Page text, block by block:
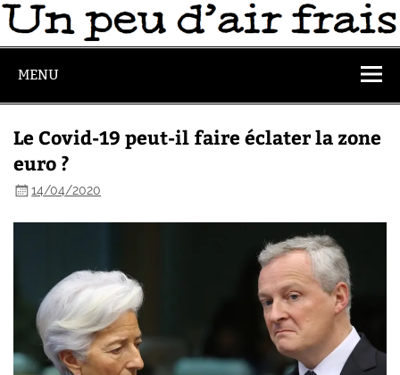
MENU
Le Covid-19 peut-il faire éclater la zone
euro ?
14/04/2020